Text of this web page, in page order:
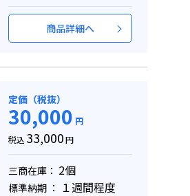
商品詳細へ
定価（税抜）
30,000 円
税込 33,000円
三商在庫： 2個
標準納期 ： １週間程度